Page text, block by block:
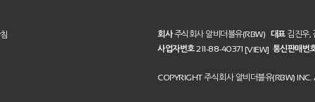
회사주식회사 알비더블유(RBW) 대표김진우,
사업자번호211-88-40371 [VIEW] 통신판매번
COPYRIGHT 주식회사 알비더블유(RBW)